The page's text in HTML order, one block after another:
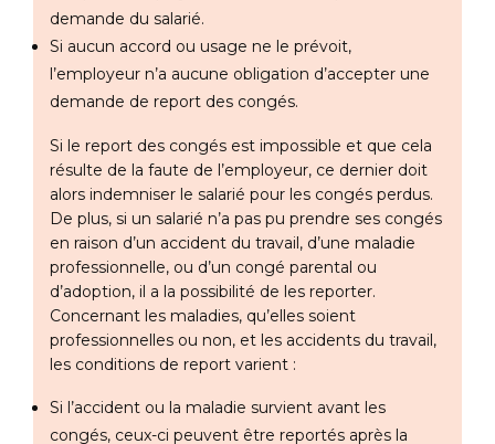
demande du salarié.
Si aucun accord ou usage ne le prévoit,
l’employeur n’a aucune obligation d’accepter une
demande de report des congés.
Si le report des congés est impossible et que cela
résulte de la faute de l’employeur, ce dernier doit
alors indemniser le salarié pour les congés perdus.
De plus, si un salarié n’a pas pu prendre ses congés
en raison d’un accident du travail, d’une maladie
professionnelle, ou d’un congé parental ou
d’adoption, il a la possibilité de les reporter.
Concernant les maladies, qu’elles soient
professionnelles ou non, et les accidents du travail,
les conditions de report varient :
Si l’accident ou la maladie survient avant les
congés, ceux-ci peuvent être reportés après la